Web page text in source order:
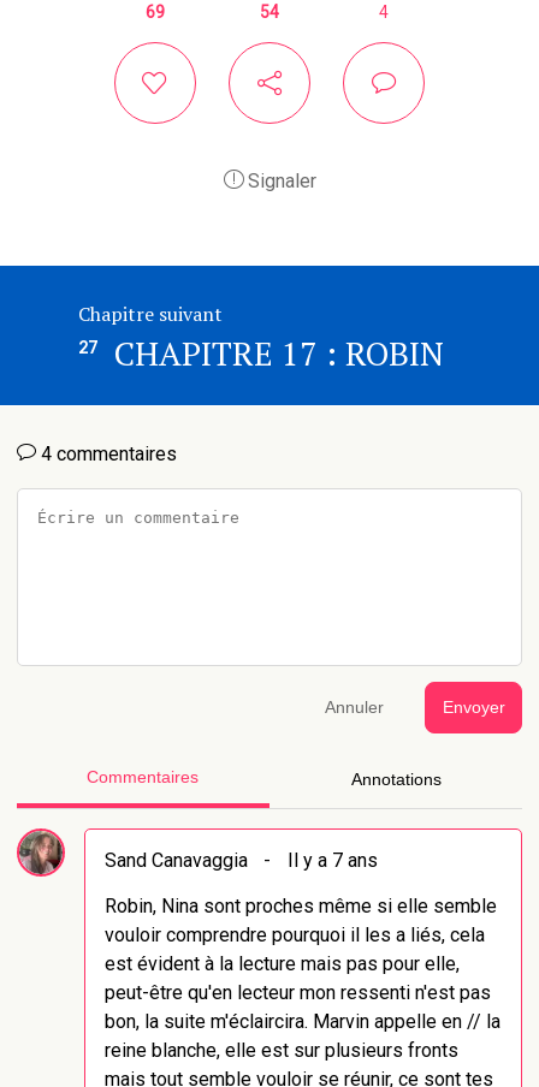
69 54 4
Signaler
Chapitre suivant
27 CHAPITRE 17 : ROBIN
4 commentaires
Annuler Envoyer
Commentaires Annotations
Sand Canavaggia -
Il y a 7 ans
Robin, Nina sont proches même si elle semble
vouloir comprendre pourquoi il les a liés, cela
est évident à la lecture mais pas pour elle,
peut-être qu'en lecteur mon ressenti n'est pas
bon, la suite m'éclaircira. Marvin appelle en // la
reine blanche, elle est sur plusieurs fronts
mais tout semble vouloir se réunir, ce sont tes